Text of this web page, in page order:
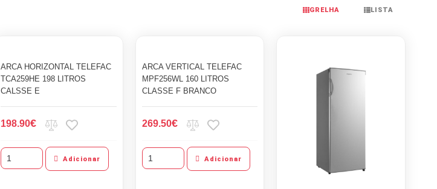
GRELHA LISTA
ARCA HORIZONTAL TELEFAC
TCA259HE 198 LITROS
CALSSE E
198.90€
Adicionar
ARCA VERTICAL TELEFAC
MPF256WL 160 LITROS
CLASSE F BRANCO
269.50€
Adicionar